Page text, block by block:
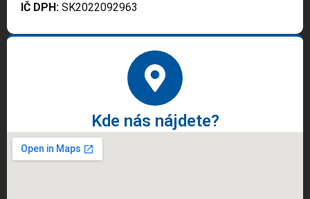
IČ DPH: SK2022092963
Kde nás nájdete?